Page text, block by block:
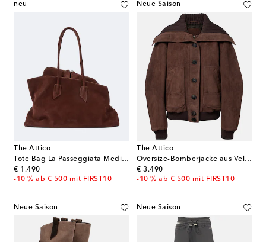
neu
The Attico
Tote Bag La Passeggiata Medium aus Veloursleder
€ 1.490
original price
-10 % ab € 500 mit FIRST10
Neue Saison
The Attico
Oversize-Bomberjacke aus Veloursleder
€ 3.490
original price
-10 % ab € 500 mit FIRST10
Neue Saison Neue Saison